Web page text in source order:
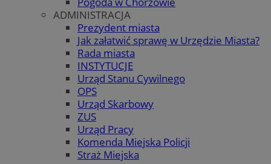
ADMINISTRACJA
Prezydent miasta
Jak załatwić sprawę w Urzędzie Miasta?
Rada miasta
INSTYTUCJE
Urząd Stanu Cywilnego
OPS
Urząd Skarbowy
ZUS
Urząd Pracy
Komenda Miejska Policji
Straż Miejska